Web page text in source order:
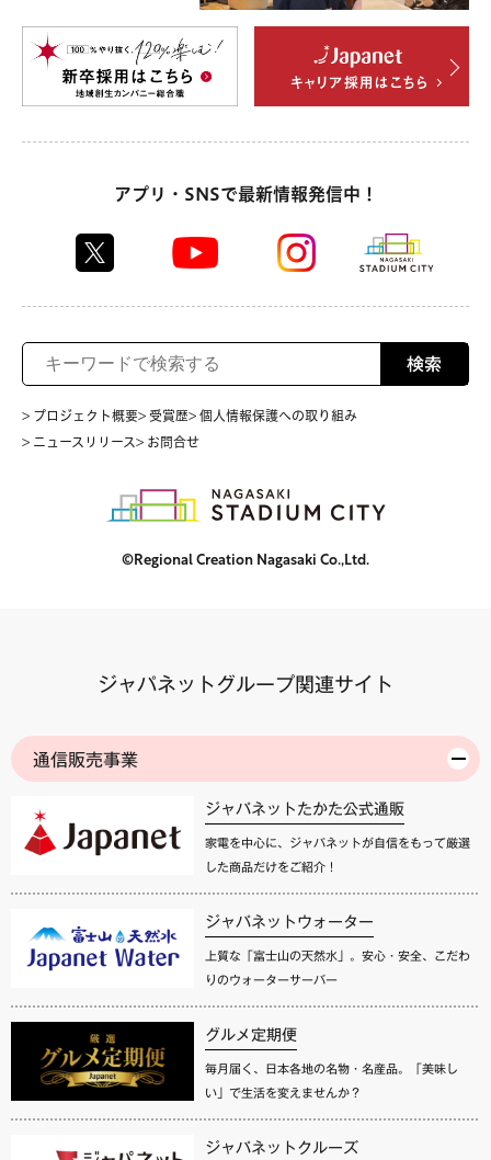
アプリ・SNSで最新情報発信中！
検索
> プロジェクト概要> 受賞歴> 個人情報保護への取り組み
> ニュースリリース> お問合せ
©Regional Creation Nagasaki Co.,Ltd.
ジャパネットグループ関連サイト
通信販売事業
ジャパネットたかた公式通販
家電を中心に、ジャパネットが自信をもって厳選
した商品だけをご紹介！
ジャパネットウォーター
上質な「富士山の天然水」。安心・安全、こだわ
りのウォーターサーバー
グルメ定期便
毎月届く、日本各地の名物・名産品。「美味し
い」で生活を変えませんか？
ジャパネットクルーズ